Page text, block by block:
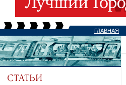
ГЛАВНАЯ